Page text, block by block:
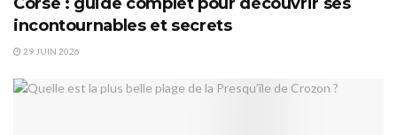
incontournables et secrets
29 JUIN 2026